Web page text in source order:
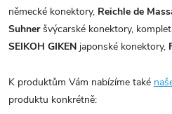
německé konektory, Reichle de
Suhneršvýcarské konektory,
SEIKOH GIKEN japonské konektory,
K produktům Vám nabízíme také
produktu konkrétně: